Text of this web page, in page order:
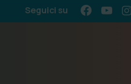
Seguici su